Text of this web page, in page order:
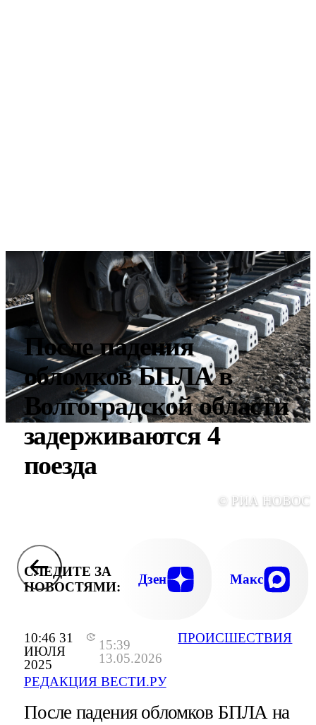
10:46 31
ИЮЛЯ
2025
15:39
13.05.2026
РЕДАКЦИЯ ВЕСТИ.РУ
ПРОИСШЕСТВИЯ
После падения
обломков БПЛА в
Волгоградской области
задерживаются 4
поезда
© РИА
СЛЕДИТЕ ЗА
НОВОСТЯМИ:
Дзен Макс
После падения обломков БПЛА на